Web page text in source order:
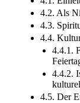
4.2. Als
4.3.
4.4.
4.4.1.
4.4.2.
4.5. Der